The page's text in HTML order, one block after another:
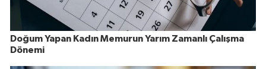
Doğum Yapan Kadın Memurun Yarım Zamanlı Çalışma
Dönemi